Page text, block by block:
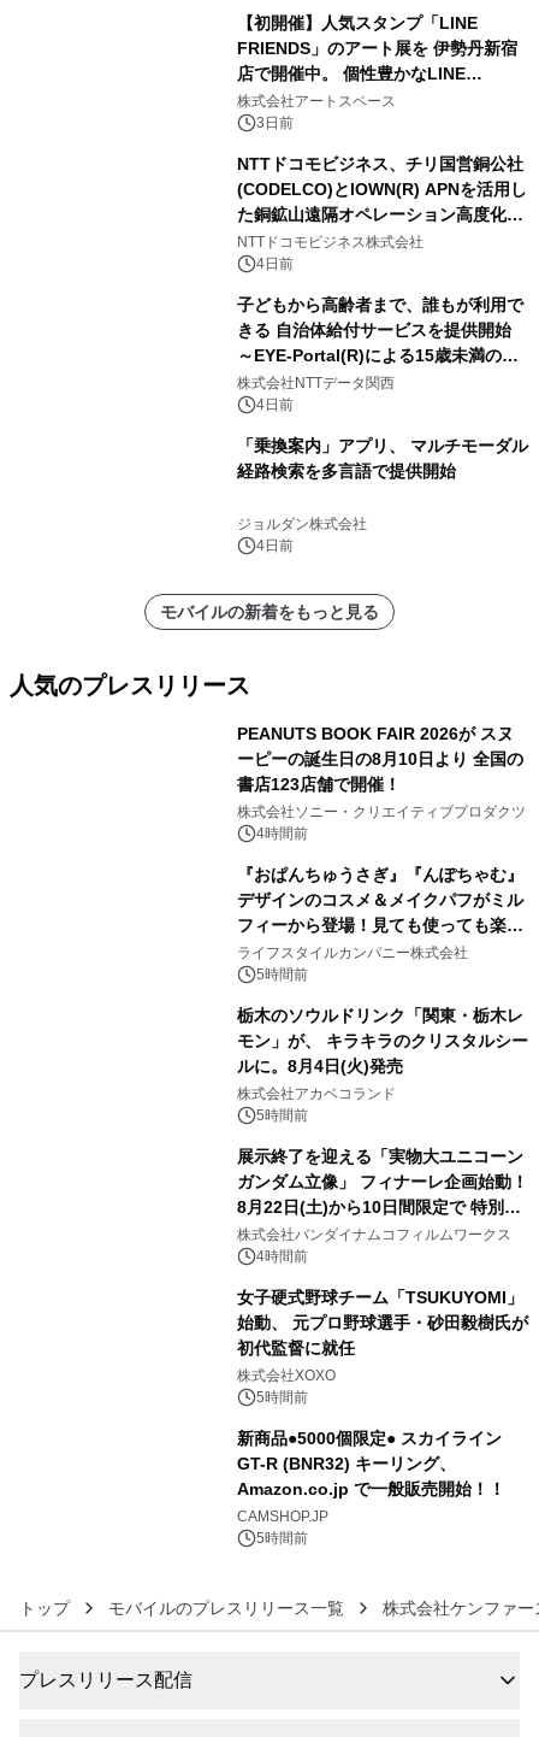
【初開催】人気スタンプ「LINE
FRIENDS」のアート展を 伊勢丹新宿
店で開催中。 個性豊かなLINE
FRIENDSの仲間たちが インテリアア
ートとして新たな魅力を発信。
株式会社アートスペース
3日前
NTTドコモビジネス、チリ国営銅公社
(CODELCO)とIOWN(R) APNを活用し
た銅鉱山遠隔オペレーション高度化に
向けた調査・実証を開始
NTTドコモビジネス株式会社
4日前
子どもから高齢者まで、誰もが利用で
きる 自治体給付サービスを提供開始
～EYE-Portal(R)による15歳未満の本
人認証と デジタルデバイド対策で実現
～
株式会社NTTデータ関西
4日前
「乗換案内」アプリ、 マルチモーダル
経路検索を多言語で提供開始
ジョルダン株式会社
4日前
モバイルの新着をもっと見る
人気のプレスリリース
PEANUTS BOOK FAIR 2026が スヌ
ーピーの誕生日の8月10日より 全国の
書店123店舗で開催！
株式会社ソニー・クリエイティブプロダクツ
4時間前
『おぱんちゅうさぎ』『んぽちゃむ』
デザインのコスメ＆メイクパフがミル
フィーから登場！見ても使っても楽し
い、ポップでキュートなコレクショ
ン。
ライフスタイルカンパニー株式会社
5時間前
栃木のソウルドリンク「関東・栃木レ
モン」が、 キラキラのクリスタルシー
ルに。8月4日(火)発売
株式会社アカベコランド
5時間前
展示終了を迎える「実物大ユニコーン
ガンダム立像」 フィナーレ企画始動！
8月22日(土)から10日間限定で 特別映
像『UNICORN GUNDAM Statue ―
BEYOND POSSIBILITY ―』を上映！
株式会社バンダイナムコフィルムワークス
4時間前
女子硬式野球チーム「TSUKUYOMI」
始動、 元プロ野球選手・砂田毅樹氏が
初代監督に就任
株式会社XOXO
5時間前
新商品●5000個限定● スカイライン
GT-R (BNR32) キーリング、
Amazon.co.jp で一般販売開始！！
CAMSHOP.JP
5時間前
トップ モバイルのプレスリリース一覧 株式会社ケンファー
プレスリリース配信